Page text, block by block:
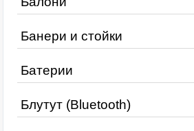
Банери и стойки
Батерии
Блутут (Bluetooth)